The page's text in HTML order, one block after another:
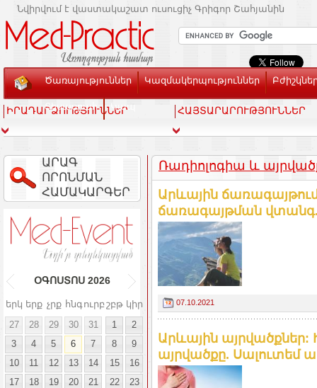
Նվիրվում է վաստակաշատ ուսուցիչ Գրիգոր Շահյանին
Ծառայություններ Կազմակերպություններ
Տեսասրահ Կապ
ԻՐԱԴԱՐՁՈՒԹՅՈՒՆՆԵՐ ՀԱՅՏԱՐԱՐՈՒԹՅՈՒՆՆԵՐ
ԱՐԱԳ
ՈՐՈՆՄԱՆ
ՀԱՄԱԿԱՐԳԵՐ
ՕԳՈՍՏՈՍ 2026
երկ երք չրք հնգուրբ շբթ կիր
27
28 29 30 31 1
2
3
4 5 6 7 8
9
10
11 12 13 14 15
16
17
18 19 20 21 22
23
Ռադիոլոգիա և
Արևային
ճառագայթման
07.10.2021
Արևային այրվածքներ:
այրվածքը. Սալուտեմ